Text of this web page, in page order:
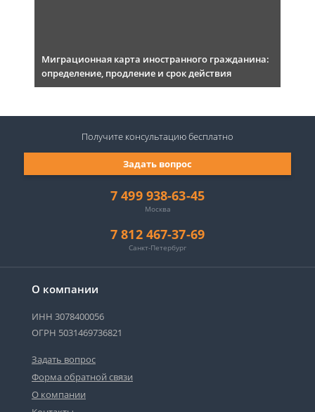
Миграционная карта иностранного гражданина:
определение, продление и срок действия
О компании
ИНН 3078400056
ОГРН 5031469736821
Задать вопрос
Форма обратной связи
О компании
7 499 938-63-45
Москва
7 812 467-37-69
Санкт-Петербург
Задать вопрос
Получите консультациюбесплатно